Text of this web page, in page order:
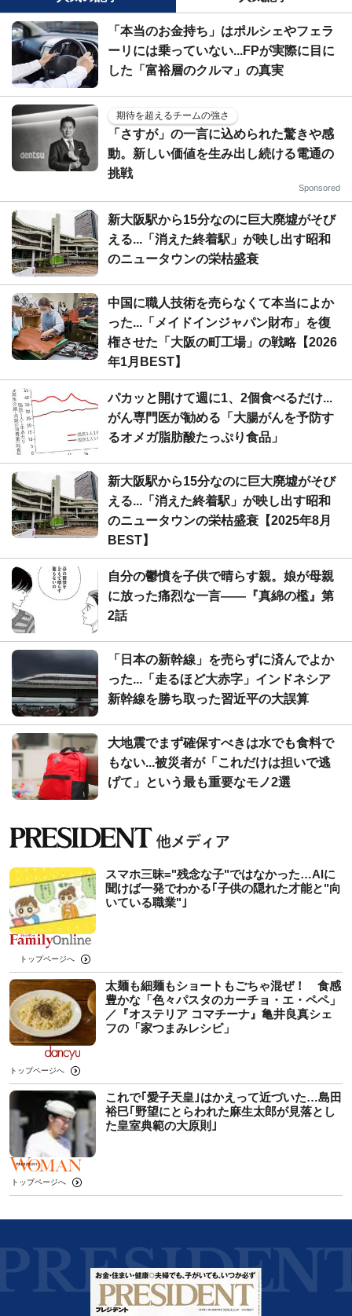
「本当のお金持ち」はポルシェやフェラ
ーリには乗っていない...FPが実際に目に
した「富裕層のクルマ」の真実
期待を超えるチームの強さ
「さすが」の一言に込められた驚きや感
動。新しい価値を生み出し続ける電通の
挑戦
Sponsored
新大阪駅から15分なのに巨大廃墟がそび
える...「消えた終着駅」が映し出す昭和
のニュータウンの栄枯盛衰
中国に職人技術を売らなくて本当によか
った...「メイドインジャパン財布」を復
権させた「大阪の町工場」の戦略【2026
年1月BEST】
パカッと開けて週に1、2個食べるだけ...
がん専門医が勧める「大腸がんを予防す
るオメガ脂肪酸たっぷり食品」
新大阪駅から15分なのに巨大廃墟がそび
える...「消えた終着駅」が映し出す昭和
のニュータウンの栄枯盛衰【2025年8月
BEST】
自分の鬱憤を子供で晴らす親。娘が母親
に放った痛烈な一言――『真綿の檻』第
2話
「日本の新幹線」を売らずに済んでよか
った...「走るほど大赤字」インドネシア
新幹線を勝ち取った習近平の大誤算
大地震でまず確保すべきは水でも食料で
もない...被災者が「これだけは担いで逃
げて」という最も重要なモノ2選
スマホ三昧="残念な子"ではなかった…AIに
聞けば一発でわかる｢子供の隠れた才能と"向
いている職業"｣
トップページへ
太麺も細麺もショートもごちゃ混ぜ！ 食感
豊かな「色々パスタのカーチョ・エ・ペペ」
／『オステリア コマチーナ』亀井良真シェ
フの「家つまみレシピ」
トップページへ
これで｢愛子天皇｣はかえって近づいた…島田
裕巳｢野望にとらわれた麻生太郎が見落とし
た皇室典範の大原則｣
トップページへ